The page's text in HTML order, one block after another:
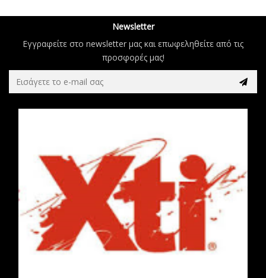
Newsletter
Εγγραφείτε στο newsletter μας και επωφεληθείτε από τις
προσφορές μας!